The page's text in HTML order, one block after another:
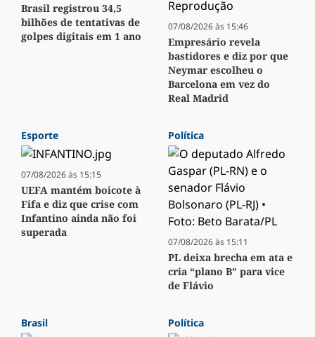
Brasil registrou 34,5
bilhões de tentativas de
golpes digitais em 1 ano
07/08/2026 às 15:46
Empresário revela
bastidores e diz por que
Neymar escolheu o
Barcelona em vez do
Real Madrid
Esporte
07/08/2026 às 15:15
UEFA mantém boicote à
Fifa e diz que crise com
Infantino ainda não foi
superada
Política
07/08/2026 às 15:11
PL deixa brecha em ata e
cria “plano B” para vice
de Flávio
Brasil Política